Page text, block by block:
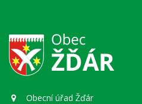
Obecní úřad Žďár